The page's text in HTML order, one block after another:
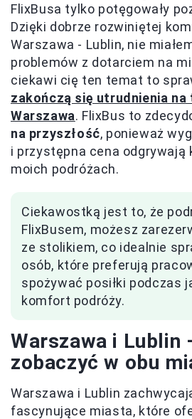
FlixBusa tylko potęgowały
Dzięki dobrze rozwiniętej
Warszawa - Lublin, nie
problemów z dotarciem na
ciekawi cię ten temat to
zakończą się utrudnienia na
Warszawa. FlixBus to
na przyszłość, ponieważ
i przystępna cena odgrywają
moich podróżach.
Ciekawostką jest to, że
FlixBusem, możesz
ze stolikiem, co idealnie
osób, które preferują
spożywać posiłki podczas
komfort podróży.
Warszawa i Lublin
zobaczyć w obu
Warszawa i Lublin
fascynujące miasta, które